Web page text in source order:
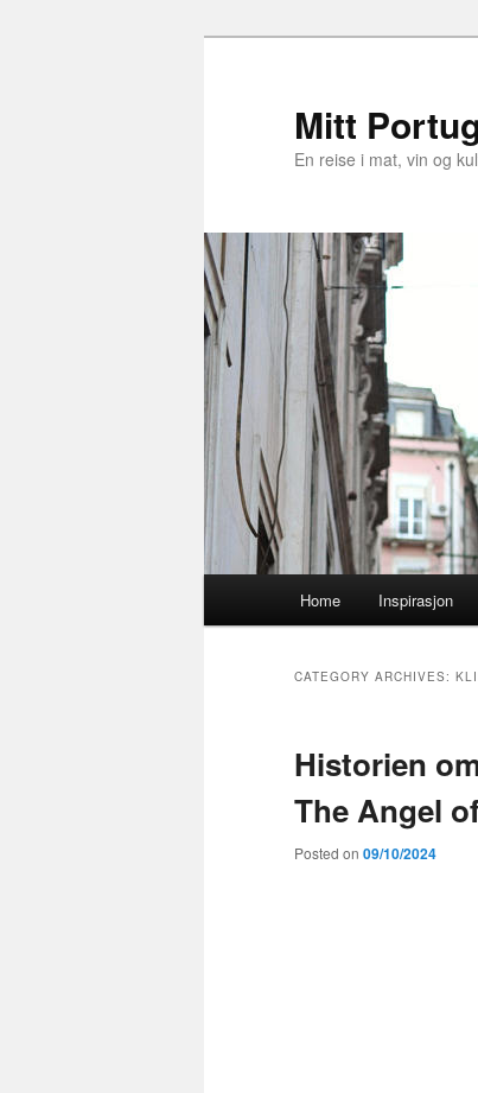
Mitt
En reise i mat, vin og
Home Inspirasjon
CATEGORY ARCHIVES:
Historien
The Angel
Posted on 09/10/2024